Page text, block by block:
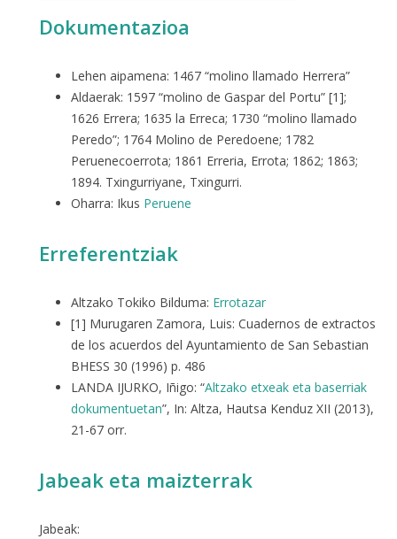
Dokumentazioa
Lehen aipamena: 1467 “molino llamado Herrera”
Aldaerak: 1597 “molino de Gaspar del Portu” [1];
1626 Errera; 1635 la Erreca; 1730 “molino llamado
Peredo”; 1764 Molino de Peredoene; 1782
Peruenecoerrota; 1861 Erreria, Errota; 1862; 1863;
1894. Txingurriyane, Txingurri.
Oharra: Ikus Peruene
Erreferentziak
Altzako Tokiko Bilduma: Errotazar
[1] Murugaren Zamora, Luis: Cuadernos de extractos
de los acuerdos del Ayuntamiento de San Sebastian
BHESS 30 (1996) p. 486
LANDA IJURKO, Iñigo: “Altzako etxeak eta baserriak
dokumentuetan”, In: Altza, Hautsa Kenduz XII (2013),
21-67 orr.
Jabeak eta maizterrak
Jabeak: